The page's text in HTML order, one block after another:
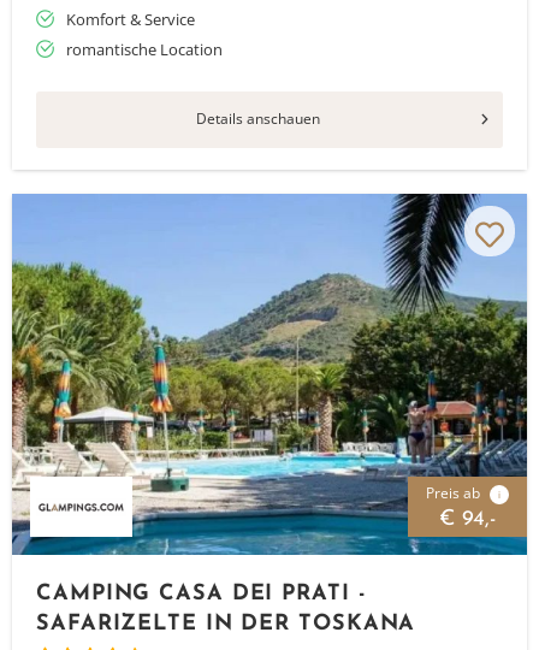
Komfort & Service
romantische Location
Details anschauen
Preis ab i
€ 94,-
CAMPING CASA DEI PRATI -
SAFARIZELTE IN DER TOSKANA